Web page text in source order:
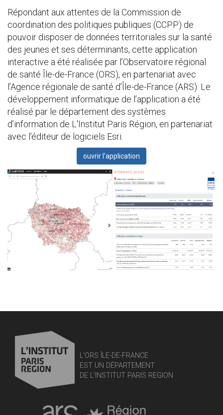
Répondant aux attentes de la Commission de
coordination des politiques publiques (CCPP) de
pouvoir disposer de données territoriales sur la santé
des jeunes et ses déterminants, cette application
interactive a été réalisée par l’Observatoire régional
de santé Île-de-France (ORS), en partenariat avec
l’Agence régionale de santé d’Île-de-France (ARS). Le
développement informatique de l’application a été
réalisé par le département des systèmes
d’information de L'Institut Paris Région, en partenariat
avec l’éditeur de logiciels Esri.
ouvrir l'application
L'ORS ÎLE-DE-FRANCE
EST UN DÉPARTEMENT
DE L'INSTITUT PARIS REGION